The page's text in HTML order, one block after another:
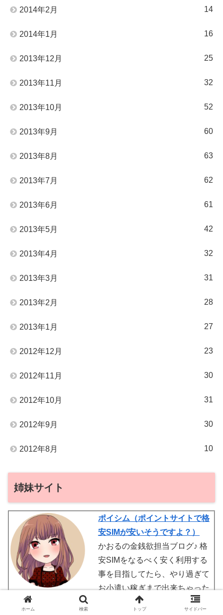
2014年2月 14
2014年1月 16
2013年12月 25
2013年11月 32
2013年10月 52
2013年9月 60
2013年8月 63
2013年7月 62
2013年6月 61
2013年5月 42
2013年4月 32
2013年3月 31
2013年2月 28
2013年1月 27
2012年12月 23
2012年11月 30
2012年10月 31
2012年9月 30
2012年8月 10
姉妹サイト
ポイシム（ポイントサイトで格
安SIMが安いそうですよ？）
かおるの金銭欲担当ブログ♪ 格
安SIMをなるべく安く利用する
事を目指してたら、やり過ぎて
お小遣い稼ぎまで出来ちゃった
からそれを紹介してます。 たく
ホーム 検索 トップ サイドバー